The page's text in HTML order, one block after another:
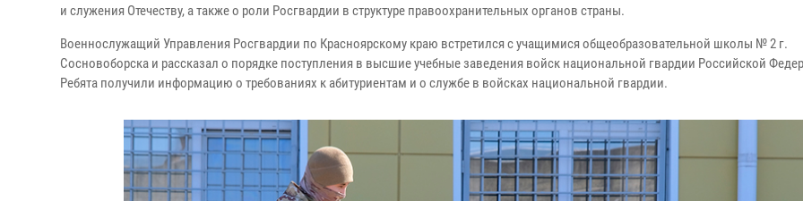
и служения Отечеству, а также о роли Росгвардии в структуре правоохранительных органов страны.
Военнослужащий Управления Росгвардии по Красноярскому краю встретился с учащимися общеобразовательной школы № 2 г.
Сосновоборска и рассказал о порядке поступления в высшие учебные заведения войск национальной гвардии Российской
Ребята получили информацию о требованиях к абитуриентам и о службе в войсках национальной гвардии.